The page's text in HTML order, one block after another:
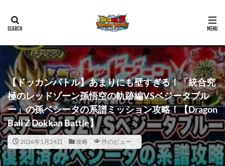
【ドッカンバトル】あまりにも壁すぎる！「統合究
極のレッドゾーン孫悟空の軌跡編VSベジータブル
ー」の孫ベシータの系譜ミッション攻略！【Dragon
Ball Z Dokkan Battle】
2026年1月24日 攻略 件のビュー